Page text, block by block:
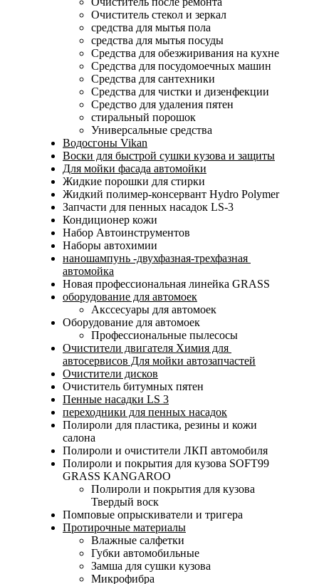
Очиститель стекол и зеркал
средства для мытья пола
средства для мытья посуды
Средства для обезжиривания на кухне
Средства для посудомоечных машин
Средства для сантехники
Средства для чистки и дизенфекции
Средство для удаления пятен
стиральный порошок
Универсальные средства
Водосгоны Vikan
Воски для быстрой сушки кузова и защиты
Для мойки фасада автомойки
Жидкие порошки для стирки
Жидкий полимер-консервант Hydro Polymer
Запчасти для пенных насадок LS-3
Кондиционер кожи
Набор Автоинструментов
Наборы автохимии
наношампунь -двухфазная-трехфазная
автомойка
Новая профессиональная линейка GRASS
оборудование для автомоек
Акссесуары для автомоек
Оборудование для автомоек
Профессиональные пылесосы
Очистители двигателя Химия для
автосервисов Для мойки автозапчастей
Очистители дисков
Очиститель битумных пятен
Пенные насадки LS 3
переходники для пенных насадок
Полироли для пластика, резины и кожи
салона
Полироли и очистители ЛКП автомобиля
Полироли и покрытия для кузова SOFT99
GRASS KANGAROO
Полироли и покрытия для кузова
Твердый воск
Помповые опрыскиватели и тригера
Протирочные материалы
Влажные салфетки
Губки автомобильные
Замша для сушки кузова
Микрофибра